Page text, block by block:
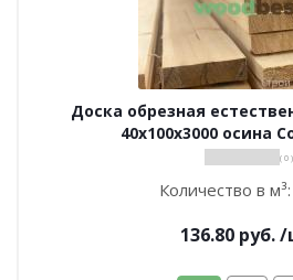
Доска обрезная
40х100х3000 осина
( 0 )
Количество в м³:
136.80 руб./